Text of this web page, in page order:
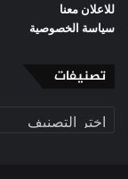
للاعلان معنا
سياسة الخصوصية
تصنيفات
تصنيفات